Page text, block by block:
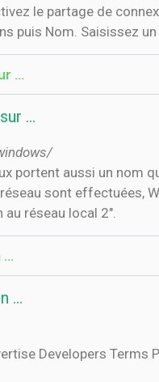
le partage de
puis Nom. Saisissez
…
…
portent aussi un nom
sont effectuées,
au réseau local 2".
…
…